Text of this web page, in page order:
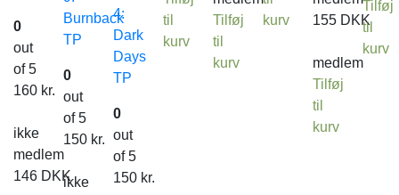
0
out
of 5
160 kr.
ikke
medlem
146 DKK
Burnback
TP
0
out
of 5
150 kr.
ikke
4:
Dark
Days
TP
0
out
of 5
150 kr.
til
kurv
Tilføj
til
kurv
kurv
155 DKK
medlem
Tilføj
til
kurv
Tilføj
til
kurv